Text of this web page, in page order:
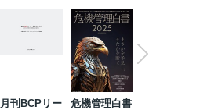
月刊BCPリー
危機管理白書